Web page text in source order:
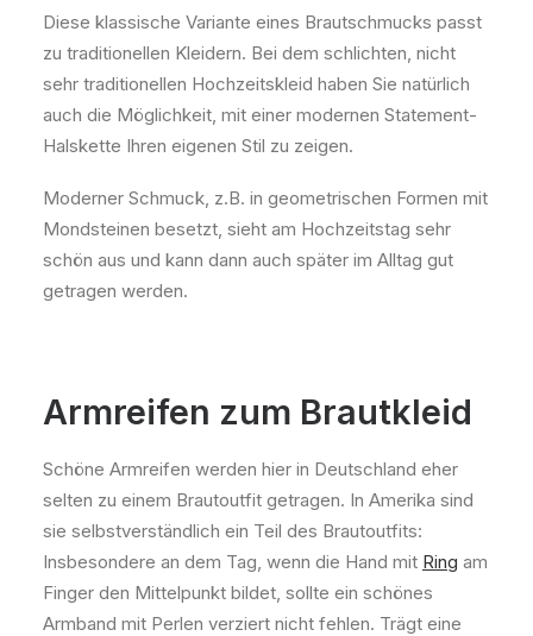
Diese klassische Variante eines Brautschmucks passt
zu traditionellen Kleidern. Bei dem schlichten, nicht
sehr traditionellen Hochzeitskleid haben Sie natürlich
auch die Möglichkeit, mit einer modernen Statement-
Halskette Ihren eigenen Stil zu zeigen.
Moderner Schmuck, z.B. in geometrischen Formen mit
Mondsteinen besetzt, sieht am Hochzeitstag sehr
schön aus und kann dann auch später im Alltag gut
getragen werden.
Armreifen zum Brautkleid
Schöne Armreifen werden hier in Deutschland eher
selten zu einem Brautoutfit getragen. In Amerika sind
sie selbstverständlich ein Teil des Brautoutfits:
Insbesondere an dem Tag, wenn die Hand mit Ring am
Finger den Mittelpunkt bildet, sollte ein schönes
Armband mit Perlen verziert nicht fehlen. Trägt eine